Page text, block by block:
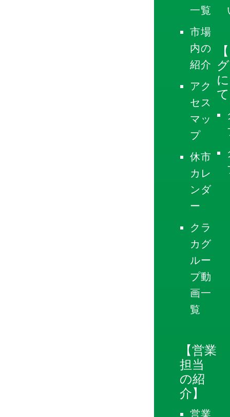
一覧
市場
内の
紹介
アク
セス
マッ
プ
休市
カレ
ンダ
ー
クラ
カグ
ルー
プ動
画一
覧
【営業
担当
の紹
介】
営業